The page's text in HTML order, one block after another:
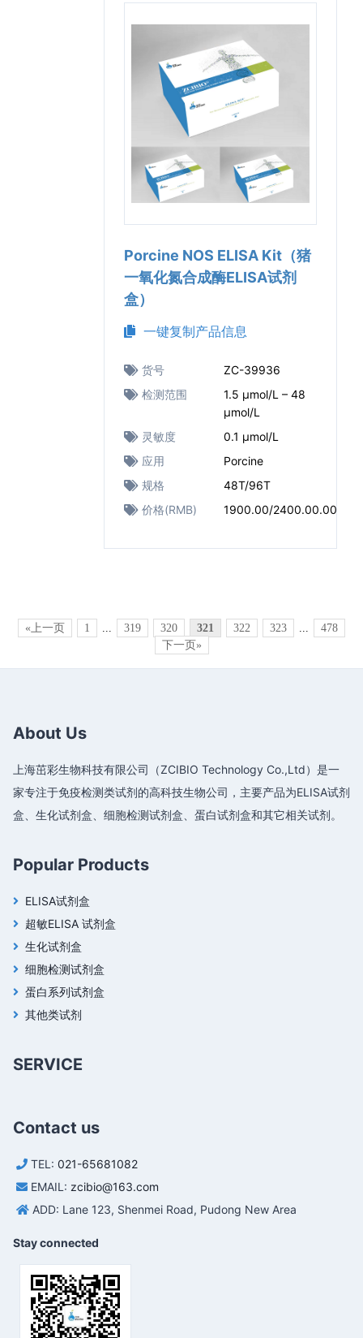
Porcine NOS ELISA Kit（猪
一氧化氮合成酶ELISA试剂
盒）
一键复制产品信息
货号
ZC-39936
检测范围
1.5 μmol/L – 48
μmol/L
灵敏度
0.1 μmol/L
应用
Porcine
规格
48T/96T
价格(RMB)
1900.00/2400.00.00
«上一页 1 ... 319 320 321 322 323 ...
478
下一页»
About Us
上海茁彩生物科技有限公司（ZCIBIO Technology Co.,Ltd）是一
家专注于免疫检测类试剂的高科技生物公司，主要产品为ELISA试剂
盒、生化试剂盒、细胞检测试剂盒、蛋白试剂盒和其它相关试剂。
Popular Products
ELISA试剂盒
超敏ELISA 试剂盒
生化试剂盒
细胞检测试剂盒
蛋白系列试剂盒
其他类试剂
SERVICE
Contact us
TEL: 021-65681082
EMAIL: zcibio@163.com
ADD: Lane 123, Shenmei Road, Pudong New Area
Stay connected